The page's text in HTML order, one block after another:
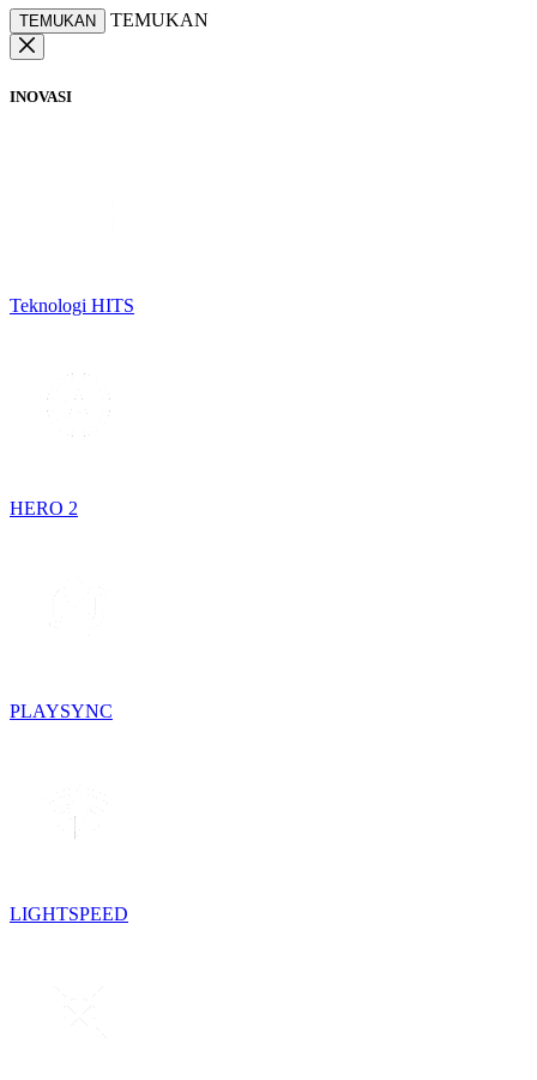
TEMUKAN TEMUKAN
INOVASI
Teknologi HITS
HERO 2
PLAYSYNC
LIGHTSPEED